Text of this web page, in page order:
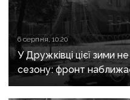
6 серпня, 10:20
У Дружківці цієї зими
сезону: фронт
критично зруйнована